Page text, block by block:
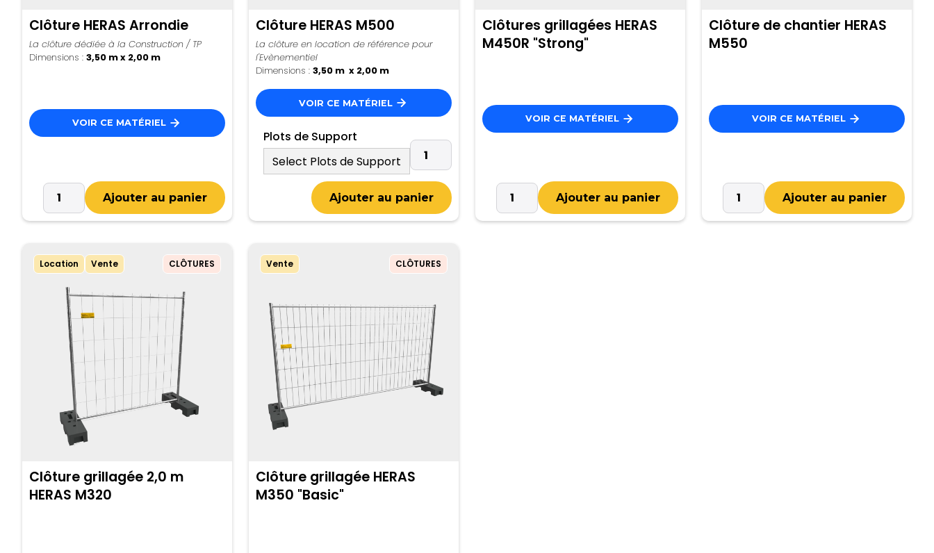
Clôture HERAS Arrondie
La clôture dédiée à la Construction / TP
Dimensions : 3,50 m x 2,00 m
VOIR CE MATÉRIEL
Clôture HERAS M500
La clôture en location de référence pour
l'Evènementiel
Dimensions : 3,50 m x 2,00 m
VOIR CE MATÉRIEL
Plots de Support
Clôtures grillagées HERAS
M450R "Strong"
VOIR CE MATÉRIEL
Clôture de chantier HERAS
M550
VOIR CE MATÉRIEL
Location Vente CLÔTURES
Clôture grillagée 2,0 m
HERAS M320
Vente CLÔTURES
Clôture grillagée HERAS
M350 "Basic"